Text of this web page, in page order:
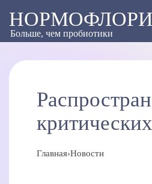
Больше, чем пробиотики
Главная›Новости